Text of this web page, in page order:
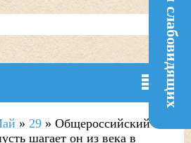
» 29 » Общероссийский
шагает он из века в